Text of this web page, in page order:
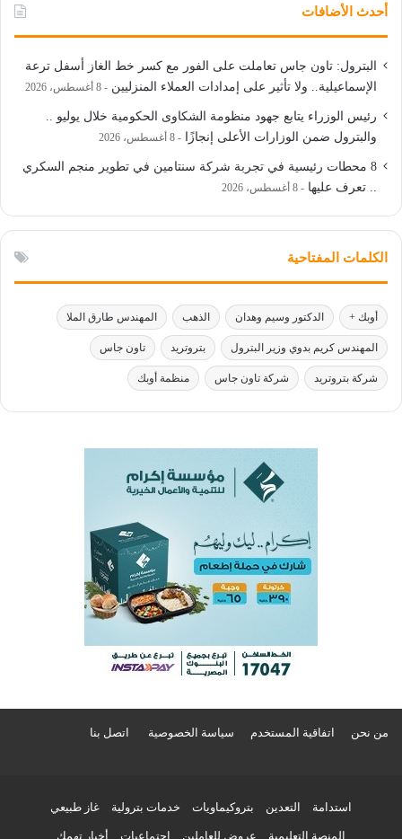
أحدث الأضافات
البترول: تاون جاس تعاملت على الفور مع كسر خط الغاز أسفل ترعة
الإسماعيلية.. ولا تأثير على إمدادات العملاء المنزليين
8 أغسطس، 2026
رئيس الوزراء يتابع جهود منظومة الشكاوى الحكومية خلال يوليو ..
والبترول ضمن الوزارات الأعلى إنجازًا
8 أغسطس، 2026
8 محطات رئيسية في تجربة شركة سنتامين في تطوير منجم السكري
.. تعرف عليها
8 أغسطس، 2026
الكلمات المفتاحية
أوبك + الدكتور وسيم وهدان الذهب المهندس طارق الملا
المهندس كريم بدوي وزير البترول بتروتريد تاون جاس
شركة بتروتريد شركة تاون جاس منظمة أوبك
من نحن اتفاقية المستخدم سياسة الخصوصية اتصل بنا
استدامة التعدين بتروكيماويات خدمات بترولية غاز طبيعي
المنصة التعليمية عروض للعاملين اجتماعيات أخبار تهمك